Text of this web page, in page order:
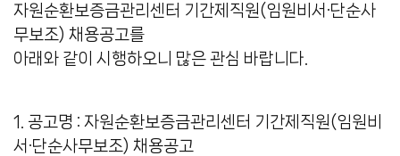
자원순환보증금관리센터 기간제직원(임원비서·단순사
무보조) 채용공고를
아래와 같이 시행하오니 많은 관심 바랍니다.
1. 공고명 : 자원순환보증금관리센터 기간제직원(임원비
서·단순사무보조) 채용공고